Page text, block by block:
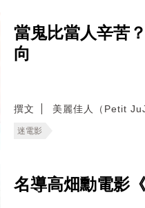
當鬼比當人辛苦
向
撰文 美麗佳人（Petit
迷電影
名導高畑勳電影